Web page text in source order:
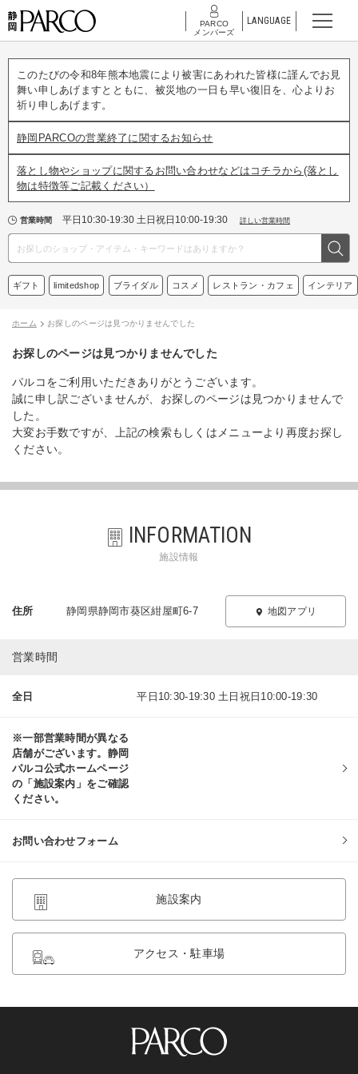
PARCO
メンバーズ
LANGUAGE
このたびの令和8年熊本地震により被害にあわれた皆様に謹んでお見
舞い申しあげますとともに、被災地の一日も早い復旧を、心よりお
祈り申しあげます。
静岡PARCOの営業終了に関するお知らせ
落とし物やショップに関するお問い合わせなどはコチラから(落とし
物は特徴等ご記載ください）
営業時間 平日10:30-19:30 土日祝日10:00-19:30 詳しい営業時間
ギフト limitedshop ブライダル コスメ レストラン・カフェ インテリア
ホーム お探しのページは見つかりませんでした
お探しのページは見つかりませんでした
パルコをご利用いただきありがとうございます。
誠に申し訳ございませんが、お探しのページは見つかりませんで
した。
大変お手数ですが、上記の検索もしくはメニューより再度お探し
ください。
INFORMATION
施設情報
住所 静岡県静岡市葵区紺屋町6-7 地図アプリ
営業時間
全日 平日10:30-19:30 土日祝日10:00-19:30
※一部営業時間が異なる
店舗がございます。静岡
パルコ公式ホームページ
の「施設案内」をご確認
ください。
お問い合わせフォーム
施設案内
アクセス・駐車場